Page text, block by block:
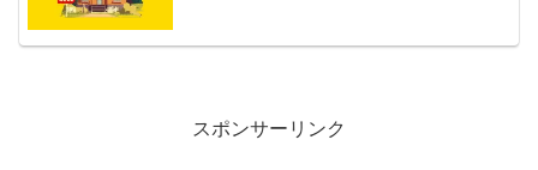
スポンサーリンク